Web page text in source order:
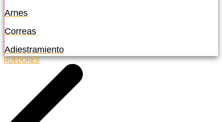
Arnes
Correas
Adiestramiento
ROEDORES